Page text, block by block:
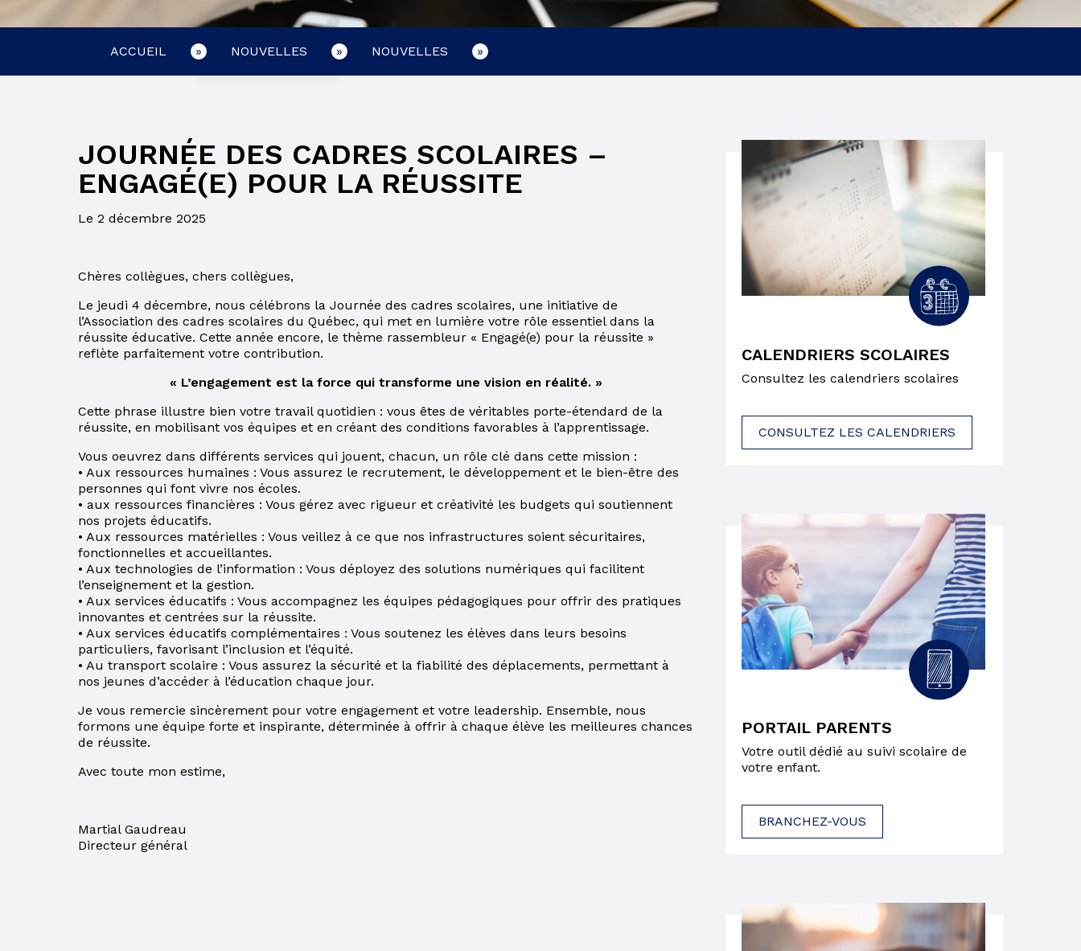
COMITÉ DE PARENTS
ÉLÈVES HANDICAPÉS OU EN DIFFICULTÉS
D’APPRENTISSAGE
ENSEIGNEMENT À LA MAISON
PLAINTES ET PROTECTEUR RÉGIONAL DE
L’ÉLÈVE
ACCUEIL NOUVELLES
LIRE AVEC SON
ENFANT
BULLETIN
BULLETIN ET
RELEVÉ DES
APPRENTISSAGES
CLIC ÉCOLE
COURS D’ÉTÉ AU
PARENT EN
D’IMMIGRATION
LE CSS DES
HAUTS-CANTONS
PROCÉDURES À
SUIVRE POUR LE
PAIEMENT DE LA
TAXE SCOLAIRE
PAR INTERNET
POUR UN
CHANGEMENT
D’ADRESSE
POUR MIEUX
COMPRENDRE
VOTRE COMPTE DE
PARENTS
NOUVELLES
JOURNÉE DES CADRES SCOLAIRES –
ENGAGÉ(E) POUR LA RÉUSSITE
Le 2 décembre 2025
Chères collègues, chers collègues,
Le jeudi 4 décembre, nous célébrons la Journée des cadres scolaires, une initiative de
l’Association des cadres scolaires du Québec, qui met en lumière votre rôle essentiel dans la
réussite éducative. Cette année encore, le thème rassembleur « Engagé(e) pour la réussite »
reflète parfaitement votre contribution.
« L’engagement est la force qui transforme une vision en réalité. »
Cette phrase illustre bien votre travail quotidien : vous êtes de véritables porte-étendard de la
réussite, en mobilisant vos équipes et en créant des conditions favorables à l’apprentissage.
Vous oeuvrez dans différents services qui jouent, chacun, un rôle clé dans cette mission :
• Aux ressources humaines : Vous assurez le recrutement, le développement et le bien-être des
personnes qui font vivre nos écoles.
• aux ressources financières : Vous gérez avec rigueur et créativité les budgets qui soutiennent
nos projets éducatifs.
• Aux ressources matérielles : Vous veillez à ce que nos infrastructures soient sécuritaires,
fonctionnelles et accueillantes.
• Aux technologies de l’information : Vous déployez des solutions numériques qui facilitent
l’enseignement et la gestion.
• Aux services éducatifs : Vous accompagnez les équipes pédagogiques pour offrir des pratiques
innovantes et centrées sur la réussite.
• Aux services éducatifs complémentaires : Vous soutenez les élèves dans leurs besoins
particuliers, favorisant l’inclusion et l’équité.
• Au transport scolaire : Vous assurez la sécurité et la fiabilité des déplacements, permettant à
nos jeunes d’accéder à l’éducation chaque jour.
Je vous remercie sincèrement pour votre engagement et votre leadership. Ensemble, nous
formons une équipe forte et inspirante, déterminée à offrir à chaque élève les meilleures chances
de réussite.
Avec toute mon estime,
Martial Gaudreau
Directeur général
CALENDRIERS SCOLAIRES
Consultez les calendriers scolaires
CONSULTEZ LES CALENDRIERS
PORTAIL PARENTS
Votre outil dédié au suivi scolaire de
votre enfant.
BRANCHEZ-VOUS